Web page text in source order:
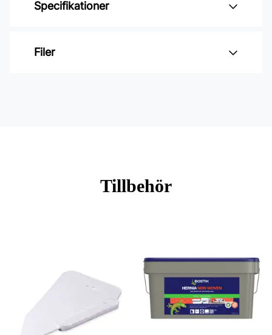
Specifikationer
Varumärke: Midbec Tapeter
Rekommenderat lim: Hernia non
LT10004
Filer
Tillbehör